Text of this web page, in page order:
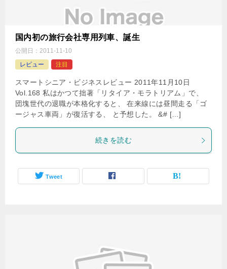
国内初の旅行会社専用列車、誕生
公開日： 2011-11-10
レビュー
注目
スマートシニア・ビジネスレビュー 2011年11月10日
Vol.168 私はかつて拙著「リタイア・モラトリアム」で、
団塊世代の退職が本格化すると、 在来線には昼間走る「ゴ
ージャス車両」が復活する、 と予想した。 &# […]
続きを読む
Tweet